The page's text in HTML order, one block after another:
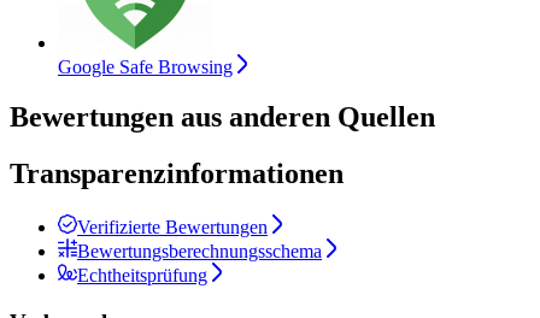
Google Safe Browsing
Bewertungen aus anderen Quellen
Transparenzinformationen
Verifizierte Bewertungen
Bewertungsberechnungsschema
Echtheitsprüfung